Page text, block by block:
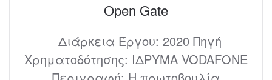
Open Gate
Διάρκεια Έργου: 2020 Πηγή
Χρηματοδότησης: ΙΔΡΥΜΑ VODAFONE